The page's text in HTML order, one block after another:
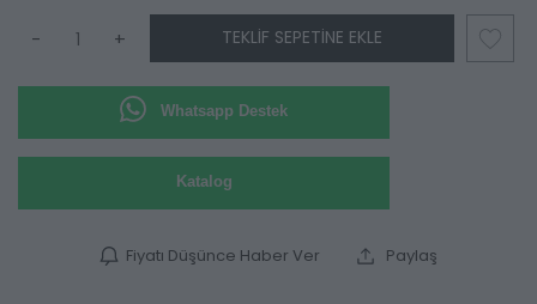
- + TEKLIF SEPETINE EKLE
Whatsapp Destek
Katalog
Fiyatı Düşünce Haber Ver Paylaş